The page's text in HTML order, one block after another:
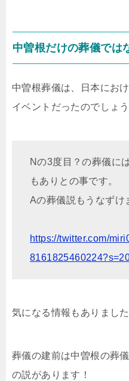
中曽根だけの葬儀では
中曽根葬儀は、日本にお
イベントだったのでしょ
Nの3度目？の葬儀に
もありとの事です。
Aの葬儀説もうなずけ
https://twitter.com/
気になる情報もありました
葬儀の建前は中曽根の葬
の説があります！